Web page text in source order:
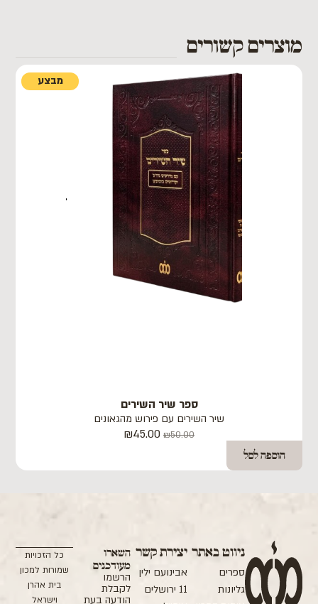
ספר שיר השירים
שיר השירים עם פירוש מהגאונים
₪50.00
₪45.00
הוספה לסל
מבצע
מוצרים קשורים
ניווט באתר
ספרים
גליונות
יצירת קשר
אבינועם ילין
11 ירושלים
השארו
מעודכנים
הרשמו
לקבלת
הודעה בעת
כל הזכויות
שמורות למכון
בית אהרן
וישראל